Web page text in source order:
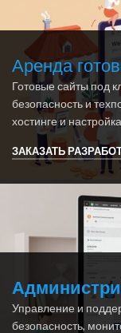
Аренда
Готовые сайты под
безопасность и
хостинге и
ЗАКАЗАТЬ
Управление и
безопасность,